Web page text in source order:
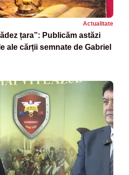
Actualitate
țara”: Publicăm astăzi
ale cărții semnate de Gabriel